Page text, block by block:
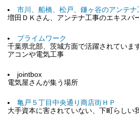
市川、船橋、松戸、鎌ヶ谷のアンテナ
増田ＤＫさん、アンテナ工事のエキスパ
プライムワーク
千葉県北部、茨城方面で活躍されてい
アコンや電気工事
jointbox
電気屋さんが集う場所
亀戸５丁目中央通り商店街ＨＰ
大手資本に害されていない、下町らしい